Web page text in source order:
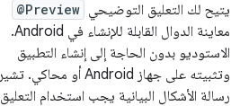
يتيح لك التعليق التوضيحي @Preview
معاينة الدوال القابلة للإنشاء في Android.
الاستوديو بدون الحاجة إلى إنشاء التطبيق
وتثبيته على جهاز Android أو محاكي. تشير
رسالة الأشكال البيانية يجب استخدام التعليق